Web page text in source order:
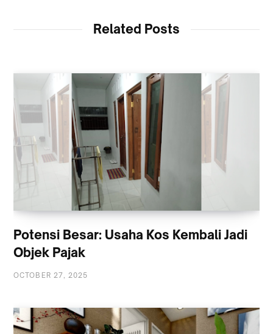
Related Posts
Potensi Besar: Usaha Kos Kembali Jadi
Objek Pajak
OCTOBER 27, 2025